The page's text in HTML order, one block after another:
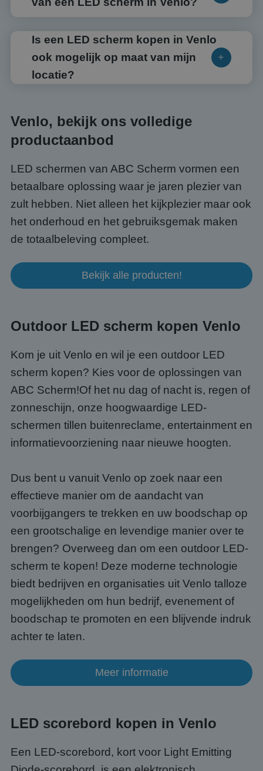
Is een LED scherm kopen in Venlo
ook mogelijk op maat van mijn
locatie?
Venlo, bekijk ons volledige
productaanbod
LED schermen van ABC Scherm vormen een
betaalbare oplossing waar je jaren plezier van
zult hebben. Niet alleen het kijkplezier maar ook
het onderhoud en het gebruiksgemak maken
de totaalbeleving compleet.
Bekijk alle producten!
Outdoor LED scherm kopen Venlo
Kom je uit Venlo en wil je een outdoor LED
scherm kopen? Kies voor de oplossingen van
ABC Scherm!Of het nu dag of nacht is, regen of
zonneschijn, onze hoogwaardige LED-
schermen tillen buitenreclame, entertainment en
informatievoorziening naar nieuwe hoogten.
Dus bent u vanuit Venlo op zoek naar een
effectieve manier om de aandacht van
voorbijgangers te trekken en uw boodschap op
een grootschalige en levendige manier over te
brengen? Overweeg dan om een outdoor LED-
scherm te kopen! Deze moderne technologie
biedt bedrijven en organisaties uit Venlo talloze
mogelijkheden om hun bedrijf, evenement of
boodschap te promoten en een blijvende indruk
achter te laten.
Meer informatie
LED scorebord kopen in Venlo
Een LED-scorebord, kort voor Light Emitting